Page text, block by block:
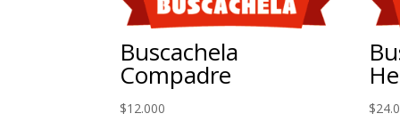
Buscachela
Compadre
$12.000 $